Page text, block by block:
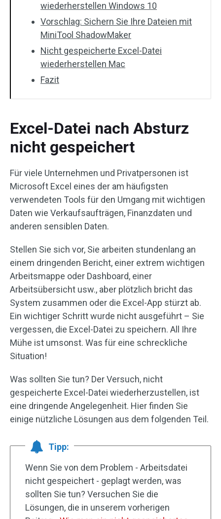
wiederherstellen Windows 10
Vorschlag: Sichern Sie Ihre Dateien mit
MiniTool ShadowMaker
Nicht gespeicherte Excel-Datei
wiederherstellen Mac
Fazit
Excel-Datei nach Absturz
nicht gespeichert
Für viele Unternehmen und Privatpersonen ist
Microsoft Excel eines der am häufigsten
verwendeten Tools für den Umgang mit wichtigen
Daten wie Verkaufsaufträgen, Finanzdaten und
anderen sensiblen Daten.
Stellen Sie sich vor, Sie arbeiten stundenlang an
einem dringenden Bericht, einer extrem wichtigen
Arbeitsmappe oder Dashboard, einer
Arbeitsübersicht usw., aber plötzlich bricht das
System zusammen oder die Excel-App stürzt ab.
Ein wichtiger Schritt wurde nicht ausgeführt – Sie
vergessen, die Excel-Datei zu speichern. All Ihre
Mühe ist umsonst. Was für eine schreckliche
Situation!
Was sollten Sie tun? Der Versuch, nicht
gespeicherte Excel-Datei wiederherzustellen, ist
eine dringende Angelegenheit. Hier finden Sie
einige nützliche Lösungen aus dem folgenden Teil.
Tipp:
Wenn Sie von dem Problem - Arbeitsdatei
nicht gespeichert - geplagt werden, was
sollten Sie tun? Versuchen Sie die
Lösungen, die in unserem vorherigen